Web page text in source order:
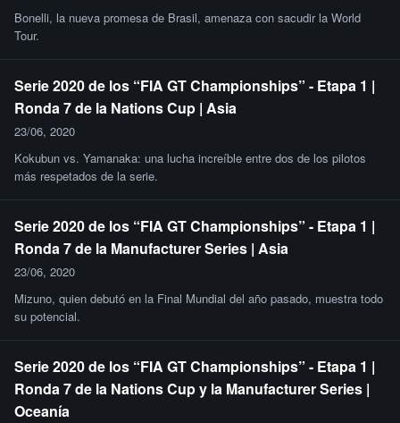
Bonelli, la nueva promesa de Brasil, amenaza con sacudir la World
Tour.
Serie 2020 de los “FIA GT Championships” - Etapa 1 |
Ronda 7 de la Nations Cup | Asia
23/06, 2020
Kokubun vs. Yamanaka: una lucha increíble entre dos de los pilotos
más respetados de la serie.
Serie 2020 de los “FIA GT Championships” - Etapa 1 |
Ronda 7 de la Manufacturer Series | Asia
23/06, 2020
Mizuno, quien debutó en la Final Mundial del año pasado, muestra todo
su potencial.
Serie 2020 de los “FIA GT Championships” - Etapa 1 |
Ronda 7 de la Nations Cup y la Manufacturer Series |
Oceanía